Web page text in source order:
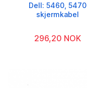
Dell: 5460, 5470
skjermkabel
296,20 NOK